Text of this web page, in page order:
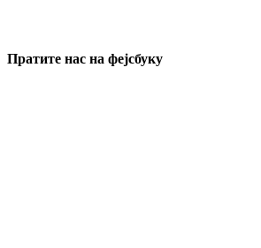
Пратите нас на фејсбуку